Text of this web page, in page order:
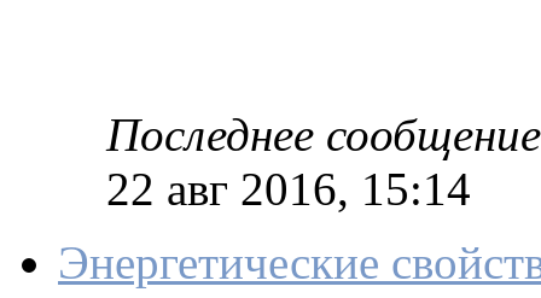
Последнее сообщение
22 авг 2016, 15:14
Энергетические